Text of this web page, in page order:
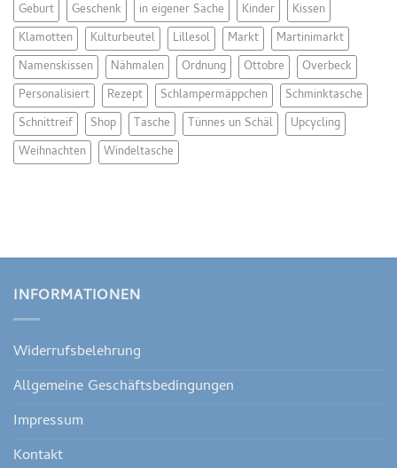
Geburt
Geschenk in eigener Sache Kinder
Kissen
Klamotten
Kulturbeutel Lillesol Markt
Martinimarkt
Namenskissen
Nähmalen Ordnung Ottobre
Overbeck
Personalisiert
Rezept Schlampermäppchen
Schminktasche
Schnittreif
Shop Tasche Tünnes un Schäl
Upcycling
Weihnachten
Windeltasche
INFORMATIONEN
Widerrufsbelehrung
Allgemeine Geschäftsbedingungen
Impressum
Kontakt